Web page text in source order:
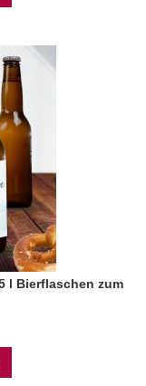
l Bierflaschen zum